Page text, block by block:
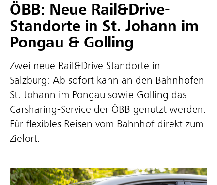
ÖBB: Neue Rail&Drive-
Standorte in St. Johann im
Pongau & Golling
Zwei neue Rail&Drive Standorte in
Salzburg: Ab sofort kann an den Bahnhöfen
St. Johann im Pongau sowie Golling das
Carsharing-Service der ÖBB genutzt werden.
Für flexibles Reisen vom Bahnhof direkt zum
Zielort.